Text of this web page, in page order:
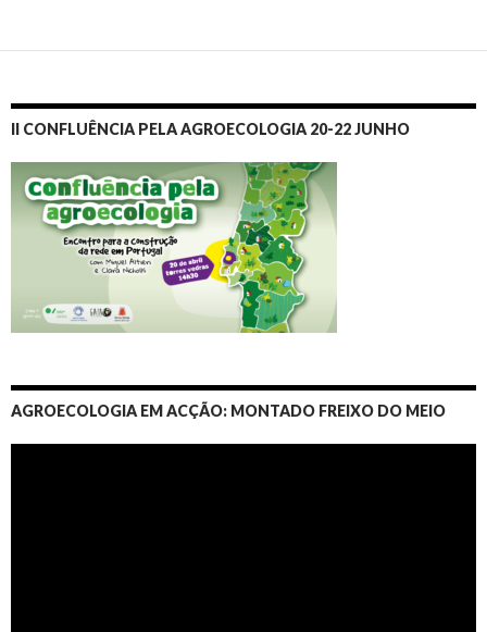
II CONFLUÊNCIA PELA AGROECOLOGIA 20-22 JUNHO
AGROECOLOGIA EM ACÇÃO: MONTADO FREIXO DO MEIO